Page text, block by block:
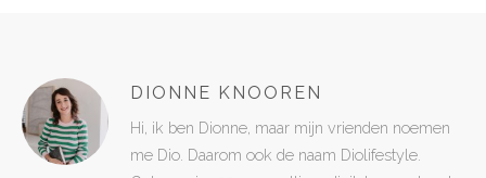
DIONNE KNOOREN
Hi, ik ben Dionne, maar mijn vrienden noemen
me Dio. Daarom ook de naam Diolifestyle.